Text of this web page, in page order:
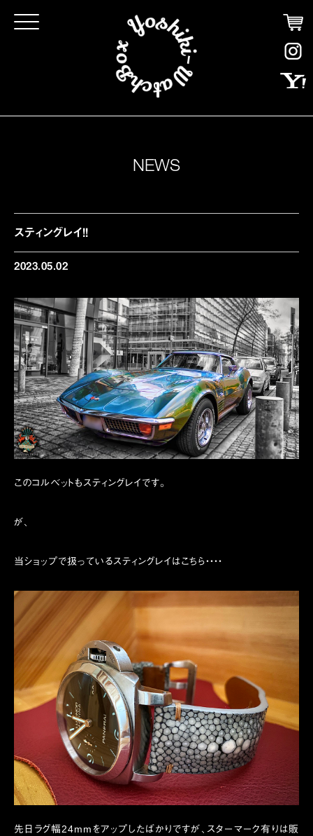
Click
NEWS
スティングレイ!!
2023.05.02
このコルベットもスティングレイです。
が、
当ショップで扱っているスティングレイはこちら・・・・
先日ラグ幅24mmをアップしたばかりですが、スターマーク有りは販